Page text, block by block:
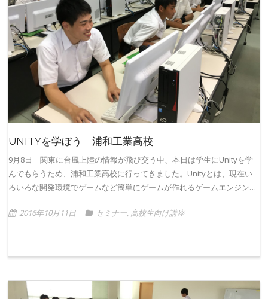
UNITYを学ぼう 浦和工業高校
9月8日 関東に台風上陸の情報が飛び交う中、本日は学生にUnityを学
んでもらうため、浦和工業高校に行ってきました。Unityとは、現在い
ろいろな開発環境でゲームなど簡単にゲームが作れるゲームエンジン…
2016年10月11日 セミナー, 高校生向け講座